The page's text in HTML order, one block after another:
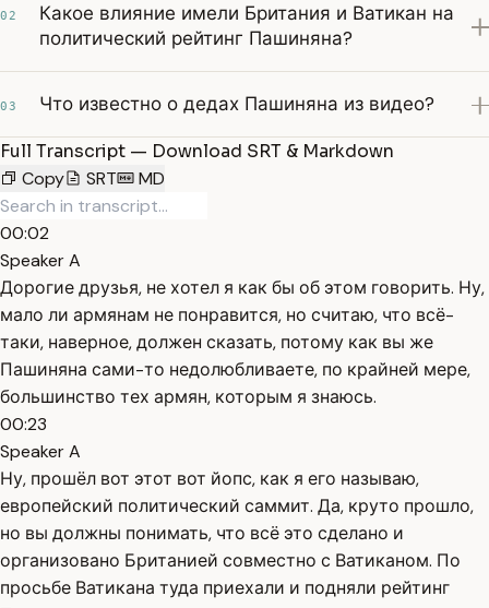
02
Какое влияние имели Британия и Ватикан на
политический рейтинг Пашиняна?
03 Что известно о дедах Пашиняна из видео?
Full Transcript — Download SRT & Markdown
Copy
SRT MD
00:02
Speaker A
Дорогие друзья, не хотел я как бы об этом говорить. Ну,
мало ли армянам не понравится, но считаю, что всё-
таки, наверное, должен сказать, потому как вы же
Пашиняна сами-то недолюбливаете, по крайней мере,
большинство тех армян, которым я знаюсь.
00:23
Speaker A
Ну, прошёл вот этот вот йопс, как я его называю,
европейский политический саммит. Да, круто прошло,
но вы должны понимать, что всё это сделано и
организовано Британией совместно с Ватиканом. По
просьбе Ватикана туда приехали и подняли рейтинг